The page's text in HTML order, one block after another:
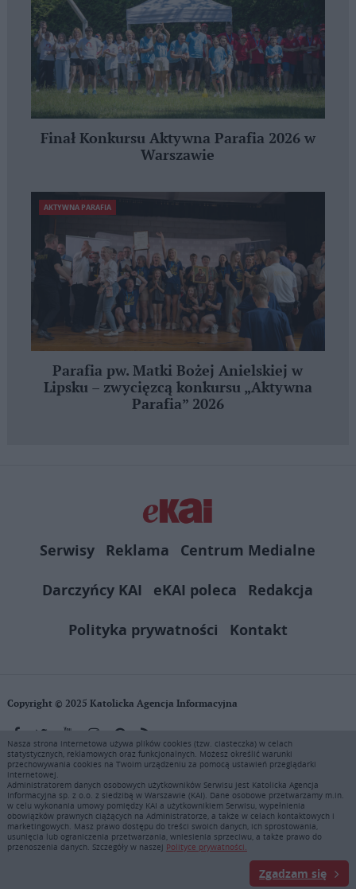
Finał Konkursu Aktywna Parafia 2026 w
Warszawie
AKTYWNA PARAFIA
Parafia pw. Matki Bożej Anielskiej w
Lipsku – zwycięzcą konkursu „Aktywna
Parafia” 2026
Serwisy Reklama
Centrum Medialne
Darczyńcy KAI
eKAI poleca
Redakcja
Polityka prywatności
Kontakt
Copyright © 2025 Katolicka Agencja Informacyjna
KAI zastrzega wszelkie prawa do serwisu. Użytkownicy mogą pobierać
i drukować fragmenty zawartości serwisu internetowego www.ekai.pl
wyłącznie do użytku osobistego. Publikacja, rozpowszechnianie
zawartości niniejszego serwisu lub jej sprzedaż (także framing i in.
podobne metody), są bez uprzedniej pisemnej zgody KAI zabronione i
stanowią naruszenie ustaw o prawie autorskim, ochronie baz danych i
uczciwej konkurencji - będą ścigane przy pomocy wszelkich
dostępnych środków prawnych. Zapraszamy do prenumeraty serwisu
prasowego KAI: tel. 22 635 77 18 e-mail: marketing@ekai.pl
Nasza strona internetowa używa plików cookies (tzw. ciasteczka) w celach
statystycznych, reklamowych oraz funkcjonalnych. Możesz określić warunki
przechowywania cookies na Twoim urządzeniu za pomocą ustawień przeglądarki
internetowej.
Administratorem danych osobowych użytkowników Serwisu jest Katolicka Agencja
Informacyjna sp. z o.o. z siedzibą w Warszawie (KAI). Dane osobowe przetwarzamy m.in.
w celu wykonania umowy pomiędzy KAI a użytkownikiem Serwisu, wypełnienia
obowiązków prawnych ciążących na Administratorze, a także w celach kontaktowych i
marketingowych. Masz prawo dostępu do treści swoich danych, ich sprostowania,
usunięcia lub ograniczenia przetwarzania, wniesienia sprzeciwu, a także prawo do
przenoszenia danych. Szczegóły w naszej Polityce prywatności.
Zgadzam się